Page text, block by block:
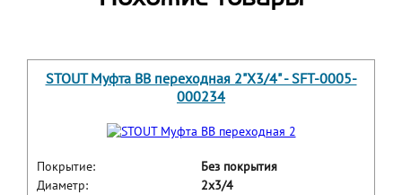
STOUT Муфта ВВ переходная 2"X3/4" - SFT-0005-
000234
Покрытие:
Без покрытия
Диаметр:
2x3/4